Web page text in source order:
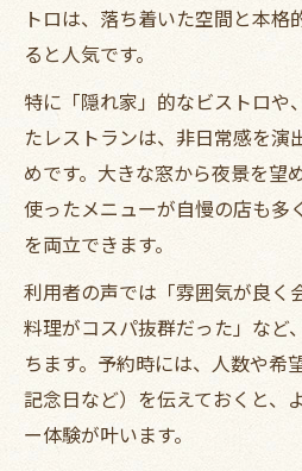
トロは、落ち着いた空間と本格
ると人気です。
特に「隠れ家」的なビストロや
たレストランは、非日常感を演
めです。大きな窓から夜景を望
使ったメニューが自慢の店も多
を両立できます。
利用者の声では「雰囲気が良く
料理がコスパ抜群だった」など
ちます。予約時には、人数や希
記念日など）を伝えておくと、
ー体験が叶います。